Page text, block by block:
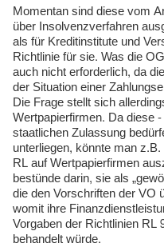
Momentan sind diese vom
über Insolvenzverfahren
als für Kreditinstitute und
Richtlinie für sie. Was die
auch nicht erforderlich, da
der Situation einer
Die Frage stellt sich
Wertpapierfirmen. Da diese
staatlichen Zulassung
unterliegen, könnte man
RL auf Wertpapierfirmen
bestünde darin, sie als
die den Vorschriften der VO
womit ihre
Vorgaben der Richtlinien
behandelt würde.